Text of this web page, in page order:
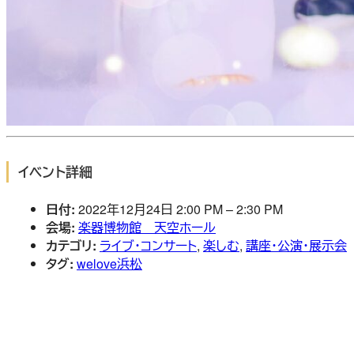
イベント詳細
日付: 2022年12月24日 2:00 PM–2:30 PM
会場: 楽器博物館 天空ホール
カテゴリ: ライブ・コンサート, 楽しむ, 講座・公演・展示会
タグ: welove浜松